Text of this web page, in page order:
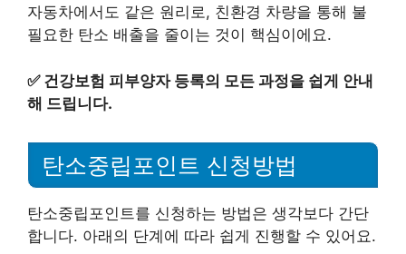
자동차에서도 같은 원리로, 친환경 차량을 통해 불
필요한 탄소 배출을 줄이는 것이 핵심이에요.
✅ 건강보험 피부양자 등록의 모든 과정을 쉽게 안내
해 드립니다.
탄소중립포인트 신청방법
탄소중립포인트를 신청하는 방법은 생각보다 간단
합니다. 아래의 단계에 따라 쉽게 진행할 수 있어요.